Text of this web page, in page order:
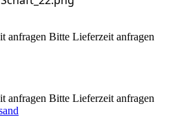
Bitte Lieferzeit anfragen
Bitte Lieferzeit anfragen